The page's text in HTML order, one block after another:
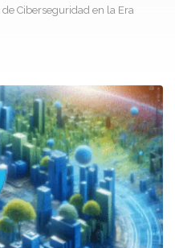
Ciberseguridad en la Era